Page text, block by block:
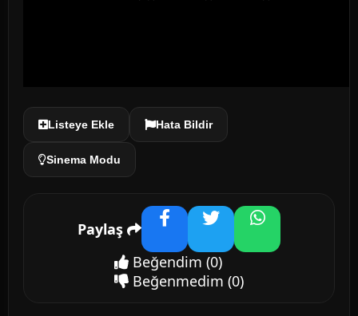
Listeye Ekle Hata Bildir
Sinema Modu
Paylaş FacebookTwitterWhatsApp
Beğendim (0)
Beğenmedim (0)